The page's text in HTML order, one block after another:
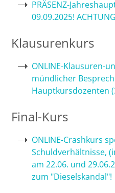
PRÄSENZ-
09.09.2025!
Klausurenkurs
ONLINE-Klausuren-
mündlicher
Hauptkursdozenten
Final-Kurs
ONLINE-Crashkurs
Schuldverhältnisse,
am 22.06. und
zum "Dieselskandal"!
Bremen
Düsseldorf
Erlangen
Frankfurt/Main
Frankfurt/O.
Freiburg
Gießen